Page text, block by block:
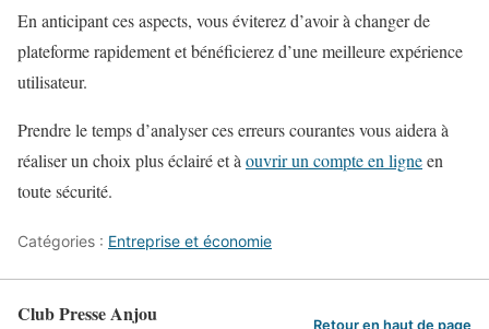
En anticipant ces aspects, vous éviterez d’avoir à changer de
plateforme rapidement et bénéficierez d’une meilleure expérience
utilisateur.
Prendre le temps d’analyser ces erreurs courantes vous aidera à
réaliser un choix plus éclairé et àouvrir un compte en ligneen
toute sécurité.
Catégories : Entreprise et économie
Club Presse Anjou Retour en haut de page